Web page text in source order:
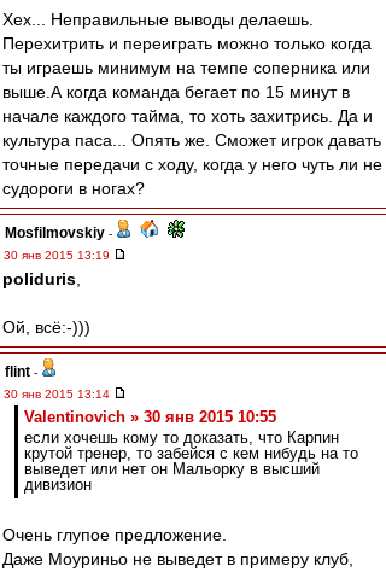
Хех... Неправильные выводы делаешь.
Перехитрить и переиграть можно только когда
ты играешь минимум на темпе соперника или
выше.А когда команда бегает по 15 минут в
начале каждого тайма, то хоть захитрись. Да и
культура паса... Опять же. Сможет игрок давать
точные передачи с ходу, когда у него чуть ли не
судороги в ногах?
Mosfilmovskiy -
30 янв 2015 13:19
poliduris
Ой, всё:-)))
flint -
30 янв 2015 13:14
Valentinovich » 30 янв 2015 10:55
если хочешь кому то доказать, что Карпин
крутой тренер, то забейся с кем нибудь на то
выведет или нет он Мальорку в высший
дивизион
Очень глупое предложение.
Даже Моуриньо не выведет в примеру клуб,